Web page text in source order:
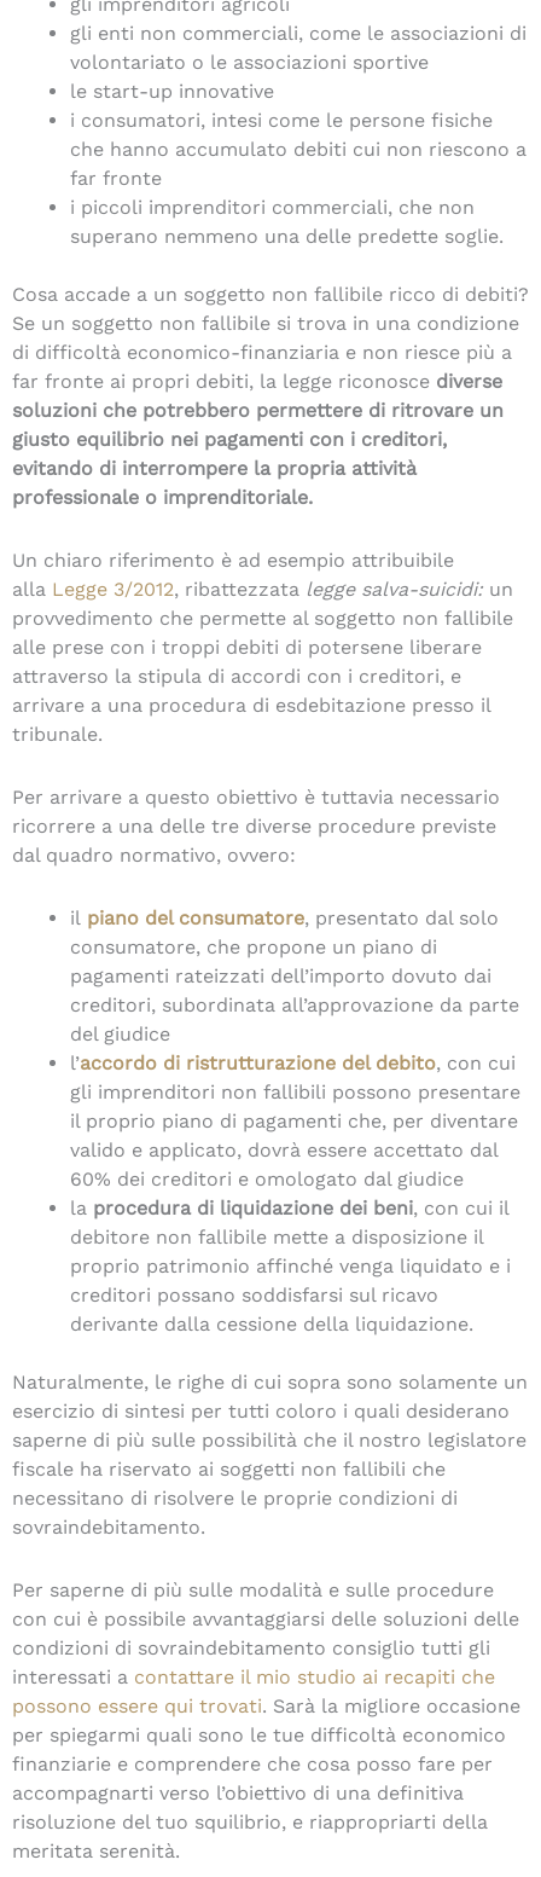
gli imprenditori agricoli
gli enti non commerciali, come le associazioni di
volontariato o le associazioni sportive
le start-up innovative
i consumatori, intesi come le persone fisiche
che hanno accumulato debiti cui non riescono a
far fronte
i piccoli imprenditori commerciali, che non
superano nemmeno una delle predette soglie.
Cosa accade a un soggetto non fallibile ricco di debiti?
Se un soggetto non fallibile si trova in una condizione
di difficoltà economico-finanziaria e non riesce più a
far fronte ai propri debiti, la legge riconosce diverse
soluzioni che potrebbero permettere di ritrovare un
giusto equilibrio nei pagamenti con i creditori,
evitando di interrompere la propria attività
professionale o imprenditoriale.
Un chiaro riferimento è ad esempio attribuibile
alla Legge 3/2012, ribattezzata legge salva-suicidi: un
provvedimento che permette al soggetto non fallibile
alle prese con i troppi debiti di potersene liberare
attraverso la stipula di accordi con i creditori, e
arrivare a una procedura di esdebitazione presso il
tribunale.
Per arrivare a questo obiettivo è tuttavia necessario
ricorrere a una delle tre diverse procedure previste
dal quadro normativo, ovvero:
il piano del consumatore, presentato dal solo
consumatore, che propone un piano di
pagamenti rateizzati dell’importo dovuto dai
creditori, subordinata all’approvazione da parte
del giudice
l’accordo di ristrutturazione del debito, con cui
gli imprenditori non fallibili possono presentare
il proprio piano di pagamenti che, per diventare
valido e applicato, dovrà essere accettato dal
60% dei creditori e omologato dal giudice
la procedura di liquidazione dei beni, con cui il
debitore non fallibile mette a disposizione il
proprio patrimonio affinché venga liquidato e i
creditori possano soddisfarsi sul ricavo
derivante dalla cessione della liquidazione.
Naturalmente, le righe di cui sopra sono solamente un
esercizio di sintesi per tutti coloro i quali desiderano
saperne di più sulle possibilità che il nostro legislatore
fiscale ha riservato ai soggetti non fallibili che
necessitano di risolvere le proprie condizioni di
sovraindebitamento.
Per saperne di più sulle modalità e sulle procedure
con cui è possibile avvantaggiarsi delle soluzioni delle
condizioni di sovraindebitamento consiglio tutti gli
interessati a contattare il mio studio ai recapiti che
possono essere qui trovati. Sarà la migliore occasione
per spiegarmi quali sono le tue difficoltà economico
finanziarie e comprendere che cosa posso fare per
accompagnarti verso l’obiettivo di una definitiva
risoluzione del tuo squilibrio, e riappropriarti della
meritata serenità.